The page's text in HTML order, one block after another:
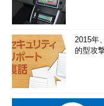
2015年
的型攻